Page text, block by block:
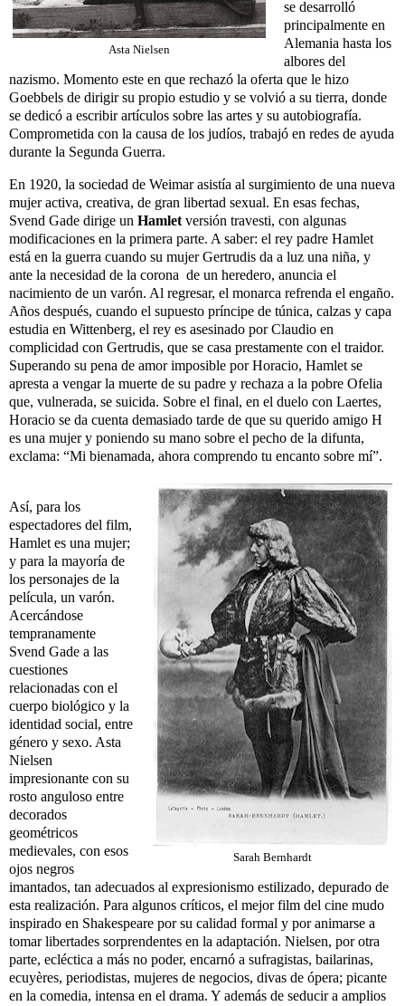
Asta Nielsen
se desarrolló
principalmente en
Alemania hasta los
albores del
nazismo. Momento este en que rechazó la oferta que le hizo
Goebbels de dirigir su propio estudio y se volvió a su tierra, donde
se dedicó a escribir artículos sobre las artes y su autobiografía.
Comprometida con la causa de los judíos, trabajó en redes de ayuda
durante la Segunda Guerra.
En 1920, la sociedad de Weimar asistía al surgimiento de una nueva
mujer activa, creativa, de gran libertad sexual. En esas fechas,
Svend Gade dirige un Hamlet versión travesti, con algunas
modificaciones en la primera parte. A saber: el rey padre Hamlet
está en la guerra cuando su mujer Gertrudis da a luz una niña, y
ante la necesidad de la corona de un heredero, anuncia el
nacimiento de un varón. Al regresar, el monarca refrenda el engaño.
Años después, cuando el supuesto príncipe de túnica, calzas y capa
estudia en Wittenberg, el rey es asesinado por Claudio en
complicidad con Gertrudis, que se casa prestamente con el traidor.
Superando su pena de amor imposible por Horacio, Hamlet se
apresta a vengar la muerte de su padre y rechaza a la pobre Ofelia
que, vulnerada, se suicida. Sobre el final, en el duelo con Laertes,
Horacio se da cuenta demasiado tarde de que su querido amigo H
es una mujer y poniendo su mano sobre el pecho de la difunta,
exclama: “Mi bienamada, ahora comprendo tu encanto sobre mí”.
Sarah Bernhardt
Así, para los
espectadores del film,
Hamlet es una mujer;
y para la mayoría de
los personajes de la
película, un varón.
Acercándose
tempranamente
Svend Gade a las
cuestiones
relacionadas con el
cuerpo biológico y la
identidad social, entre
género y sexo. Asta
Nielsen
impresionante con su
rosto anguloso entre
decorados
geométricos
medievales, con esos
ojos negros
imantados, tan adecuados al expresionismo estilizado, depurado de
esta realización. Para algunos críticos, el mejor film del cine mudo
inspirado en Shakespeare por su calidad formal y por animarse a
tomar libertades sorprendentes en la adaptación. Nielsen, por otra
parte, ecléctica a más no poder, encarnó a sufragistas, bailarinas,
ecuyères, periodistas, mujeres de negocios, divas de ópera; picante
en la comedia, intensa en el drama. Y además de seducir a amplios